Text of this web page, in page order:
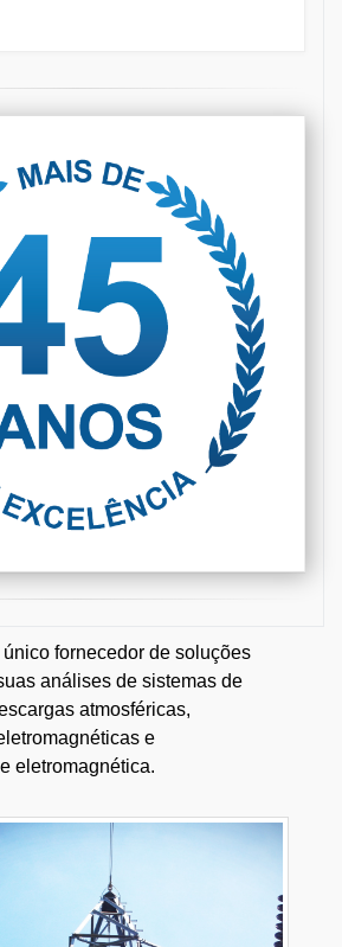
fornecedor de soluções
análises de sistemas de
atmosféricas,
e
eletromagnética.